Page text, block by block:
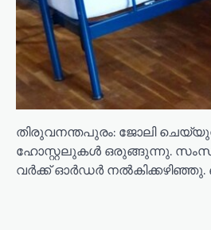
തിരുവനന്തപുരം: ജോലി
ഹോസ്റ്റലുകൾ ഒരുങ്ങുന്നു.
വർക്ക് ഓർഡർ നൽകിക്കഴിഞ്ഞു.